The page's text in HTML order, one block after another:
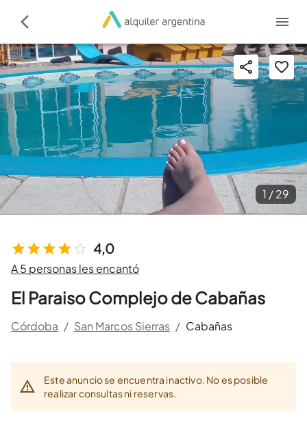
4,0
A 5 personas les encantó
El Paraiso Complejo de Cabañas
Córdoba / San Marcos Sierras / Cabañas
1 /29
Este anuncio se encuentra inactivo. No es posible
realizar consultas ni reservas.